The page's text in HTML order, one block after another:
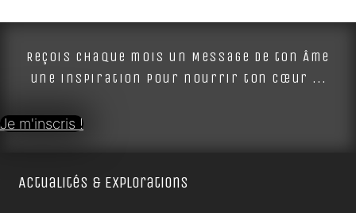
Reçois chaque mois un Message de ton Âme
une inspiration pour nourrir ton cœur ...
Je m'inscris !
Actualités & Explorations